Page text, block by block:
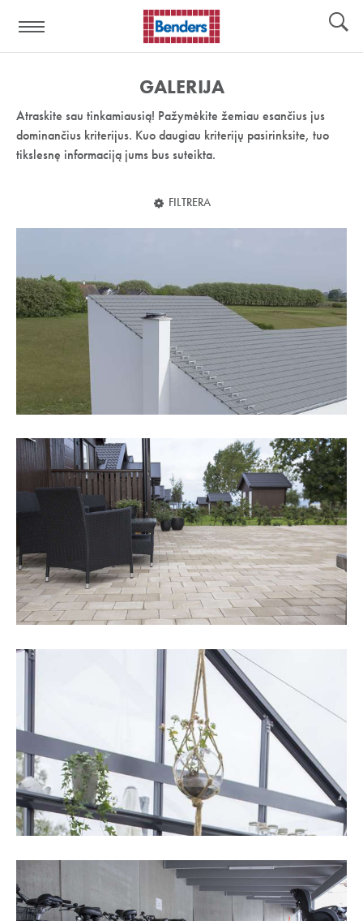
nuoroda:
GALERIJA
Atraskite sau tinkamiausią! Pažymėkite žemiau esančius jus
dominančius kriterijus. Kuo daugiau kriterijų pasirinksite, tuo
tikslesnę informaciją jums bus suteikta.
FILTRERA